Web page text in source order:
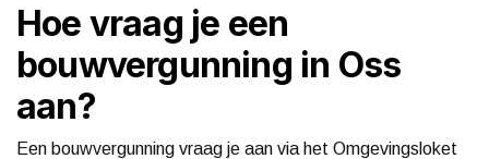
Hoe vraag je een
bouwvergunning in Oss
aan?
Een bouwvergunning vraag je aan via het Omgevingsloket